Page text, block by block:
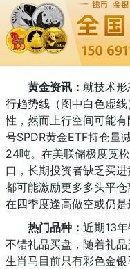
黄金资讯： 就技术
行趋势线（图中白色虚
性，然而上行空间可能
号SPDR黄金ETF持仓量
24吨。在美联储极度宽
口，长期投资者缺乏买
都可能激励更多多头平
在四季度逢高做空或仍是
热门品种： 近期13
不错礼品买盘，随着礼
生肖马目前只有彩色金